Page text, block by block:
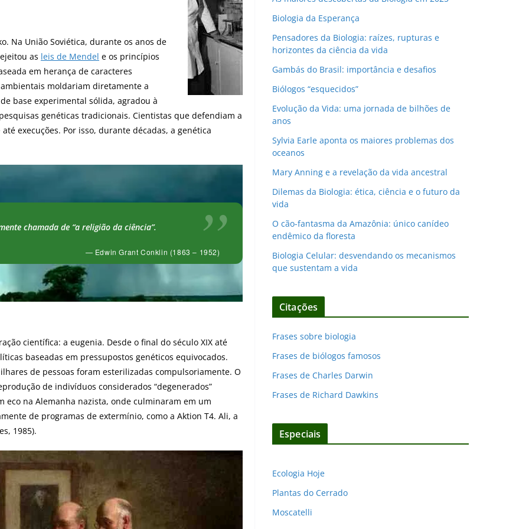
Na União Soviética, durante os anos de
as leis de Mendel e os princípios
em herança de caracteres
moldariam diretamente a
base experimental sólida, agradou à
genéticas tradicionais. Cientistas que defendiam a
execuções. Por isso, durante décadas, a genética
chamada de “a religião da ciência”.
— Edwin Grant Conklin (1863 – 1952)
científica: a eugenia. Desde o final do século XIX até
baseadas em pressupostos genéticos equivocados.
de pessoas foram esterilizadas compulsoriamente. O
de indivíduos considerados “degenerados”
eco na Alemanha nazista, onde culminaram em um
de programas de extermínio, como a Aktion T4. Ali, a
1985).
Biologia da Esperança
Pensadores da Biologia: raízes, rupturas e
horizontes da ciência da vida
Gambás do Brasil: importância e desafios
Biólogos “esquecidos”
Evolução da Vida: uma jornada de bilhões de
anos
Sylvia Earle aponta os maiores problemas dos
oceanos
Mary Anning e a revelação da vida ancestral
Dilemas da Biologia: ética, ciência e o futuro da
vida
O cão-fantasma da Amazônia: único canídeo
endêmico da floresta
Biologia Celular: desvendando os mecanismos
que sustentam a vida
Citações
Frases sobre biologia
Frases de biólogos famosos
Frases de Charles Darwin
Frases de Richard Dawkins
Especiais
Ecologia Hoje
Plantas do Cerrado
Moscatelli